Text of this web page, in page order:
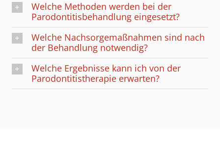
Welche Methoden werden bei der
Parodontitisbehandlung eingesetzt?
Welche Nachsorgemaßnahmen sind nach
der Behandlung notwendig?
Welche Ergebnisse kann ich von der
Parodontitistherapie erwarten?